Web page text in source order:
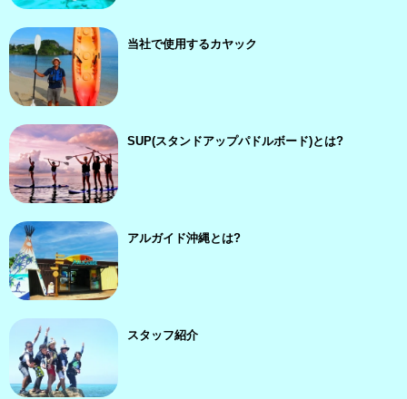
当社で使用するカヤック
SUP(スタンドアップパドルボード)とは?
アルガイド沖縄とは?
スタッフ紹介